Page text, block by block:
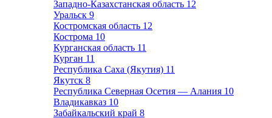
Западно-Казахстанская область 12
Уральск 9
Костромская область 12
Кострома 10
Курганская область 11
Курган 11
Республика Саха (Якутия) 11
Якутск 8
Республика Северная Осетия — Алания 10
Владикавказ 10
Забайкальский край 8